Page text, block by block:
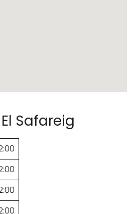
Safareig